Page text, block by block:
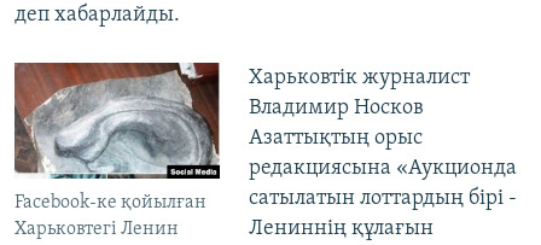
деп хабарлайды.
Facebook-ке қойылған
Харьковтегі Ленин
Харьковтік журналист
Владимир Носков
Азаттықтың орыс
редакциясына «Аукционда
сатылатын лоттардың бірі -
Лениннің құлағын